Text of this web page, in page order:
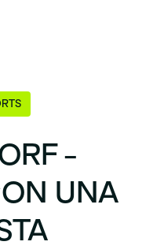
-
UNA